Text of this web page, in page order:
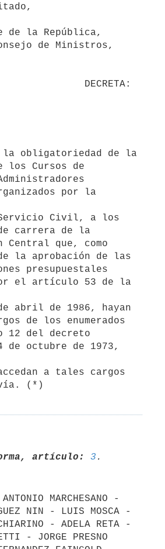
de Ministros,
los Cursos de
por la
Civil, a los
carrera de la
Central que, como
la aprobación de las
presupuestales
el artículo 53 de la
abril de 1986, hayan
de los enumerados
del decreto
de octubre de 1973,
a tales cargos
artículo: 3
MARCHESANO -
NIN - LUIS MOSCA -
- ADELA RETA -
- JORGE PRESNO